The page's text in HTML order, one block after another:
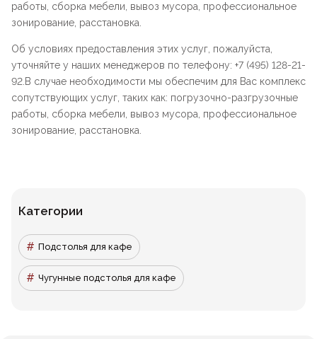
работы, сборка мебели, вывоз мусора, профессиональное
зонирование, расстановка.
Об условиях предоставления этих услуг, пожалуйста,
уточняйте у наших менеджеров по телефону: +7 (495) 128-21-
92.В случае необходимости мы обеспечим для Вас комплекс
сопутствующих услуг, таких как: погрузочно-разгрузочные
работы, сборка мебели, вывоз мусора, профессиональное
зонирование, расстановка.
Категории
Подстолья для кафе
Чугунные подстолья для кафе